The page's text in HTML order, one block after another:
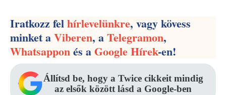
Iratkozz felhírlevelünkre, vagy kövess
minket aViberen, aTelegramon,
Whatsapponés aGoogle Hírek-en!
Állítsd be, hogy a Twice cikkeit mindig
az elsők között lásd a Google-ben